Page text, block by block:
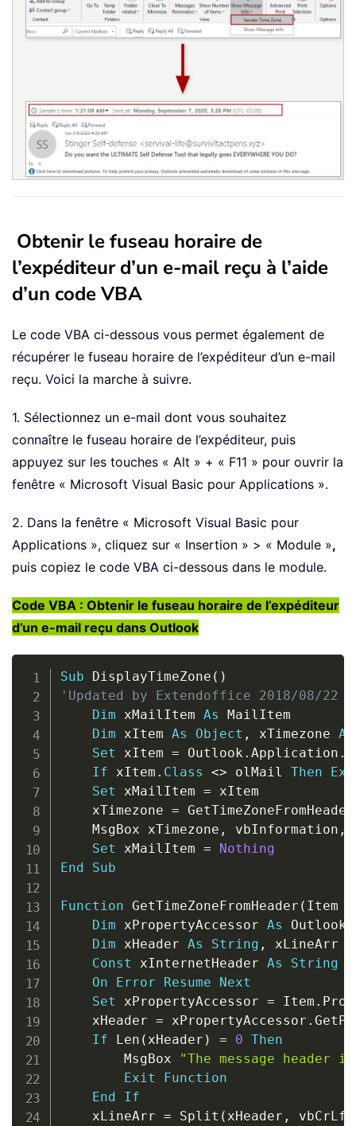
Obtenir le fuseau horaire de
l’expéditeur d’un e-mail reçu à l’aide
d’un code VBA
Le code VBA ci-dessous vous permet également de
récupérer le fuseau horaire de l’expéditeur d’un e-mail
reçu. Voici la marche à suivre.
1. Sélectionnez un e-mail dont vous souhaitez
connaître le fuseau horaire de l’expéditeur, puis
appuyez sur les touches « Alt » + « F11 » pour ouvrir la
fenêtre « Microsoft Visual Basic pour Applications ».
2. Dans la fenêtre « Microsoft Visual Basic pour
Applications », cliquez sur « Insertion » > « Module »,
puis copiez le code VBA ci-dessous dans le module.
Code VBA : Obtenir le fuseau horaire de l’expéditeur
d’un e-mail reçu dans Outlook
Sub DisplayTimeZone ( )
'Updated by Extendoffice 2018/08/22
Dim xMailItem As MailItem
Dim xItem As Object , xTimezone As
Set xItem = Outlook . Application .
If xItem . Class <> olMail Then
Set xMailItem = xItem
    xTimezone
= GetTimeZoneFromHeader
    MsgBox xTimezone
, vbInformation ,
Set xMailItem =
Nothing
End
Sub
Function GetTimeZoneFromHeader ( Item
Dim xPropertyAccessor As Outlook
Dim xHeader As String , xLineArr
Const xInternetHeader As String
On
Error Resume
Next
Set xPropertyAccessor = Item .
    xHeader
= xPropertyAccessor .
If Len ( xHeader ) = 0 Then
        MsgBox
"The message header
Exit
Function
End
If
    xLineArr
= Split ( xHeader , vbCrLf